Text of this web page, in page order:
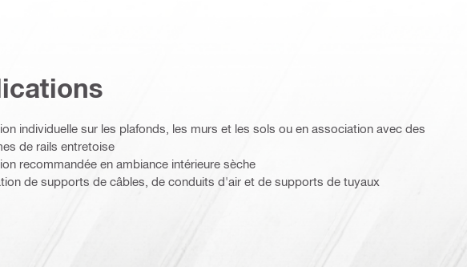
individuelle sur les plafonds, les murs et les sols ou en association avec des
de rails entretoise
recommandée en ambiance intérieure sèche
de supports de câbles, de conduits d'air et de supports de tuyaux